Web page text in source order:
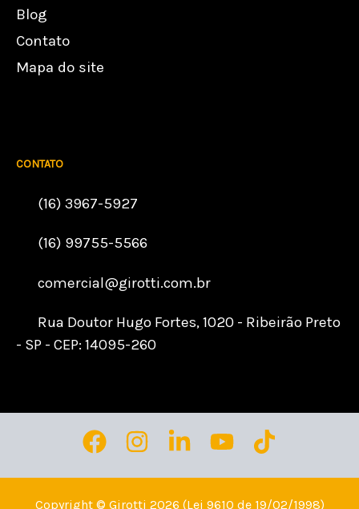
Blog
Contato
Mapa do site
CONTATO
(16) 3967-5927
(16) 99755-5566
comercial@girotti.com.br
Rua Doutor Hugo Fortes, 1020 - Ribeirão Preto
- SP - CEP: 14095-260
Copyright © Girotti 2026 (Lei 9610 de 19/02/1998)